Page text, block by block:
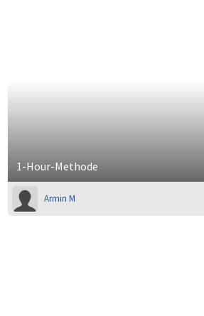
1-Hour-Methode
Armin M